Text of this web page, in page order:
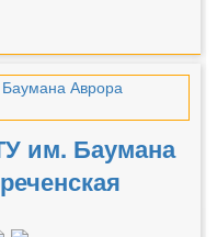
им. Баумана